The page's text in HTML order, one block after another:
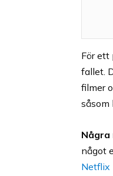
För ett
fallet.
filmer
såsom
något
Netflix